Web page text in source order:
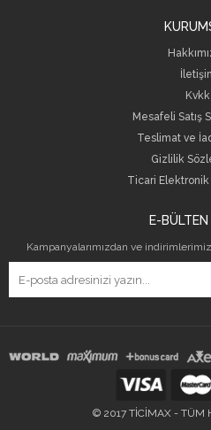
Kvkk
Mesafeli Satış
Teslimat ve
Gizlilik
Ticari
E-
Kampanyalarımızdan ve
© 2017 TİCİMAX - TÜM